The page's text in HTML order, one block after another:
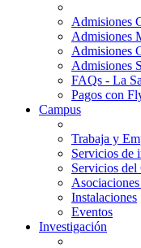
Admisiones
Admisiones
Admisiones
Admisiones
FAQs - La
Pagos con
Campus
Trabaja y
Servicios de
Servicios del
Instalaciones
Eventos
Investigación